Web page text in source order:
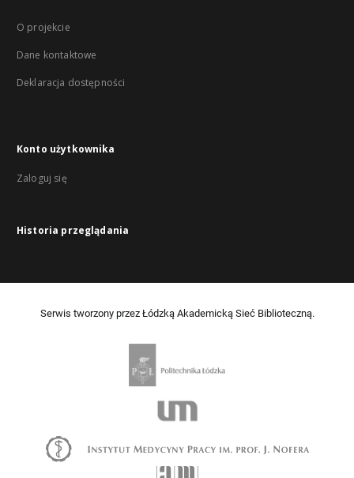
O projekcie
Dane kontaktowe
Deklaracja dostępności
Konto użytkownika
Zaloguj się
Historia przeglądania
Serwis tworzony przez Łódzką Akademicką Sieć Biblioteczną.